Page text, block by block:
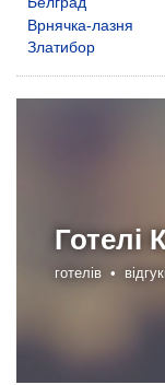
Врнячка-лазня
Златибор
Готелі
готелів •